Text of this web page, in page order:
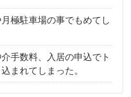
極駐車場の事でもめてし
手数料、入居の申込でト
まれてしまった。